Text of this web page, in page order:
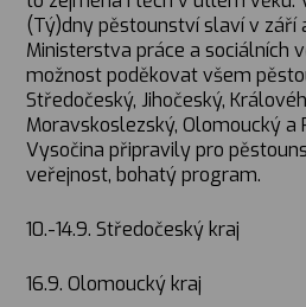
(Tý)dny pěstounství slaví v září
Ministerstva práce a sociálních
možnost poděkovat všem
Středočeský, Jihočeský,
Moravskoslezský, Olomoucký a
Vysočina připravily pro
veřejnost, bohatý program.
10.-14.9. Středočeský kraj
16.9. Olomoucký kraj